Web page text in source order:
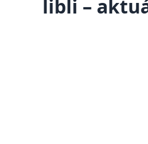
libli –